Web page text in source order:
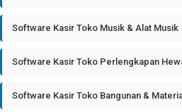
Software Kasir Toko Musik & Alat Musik
Software Kasir Toko Perlengkapan
Software Kasir Toko Bangunan &